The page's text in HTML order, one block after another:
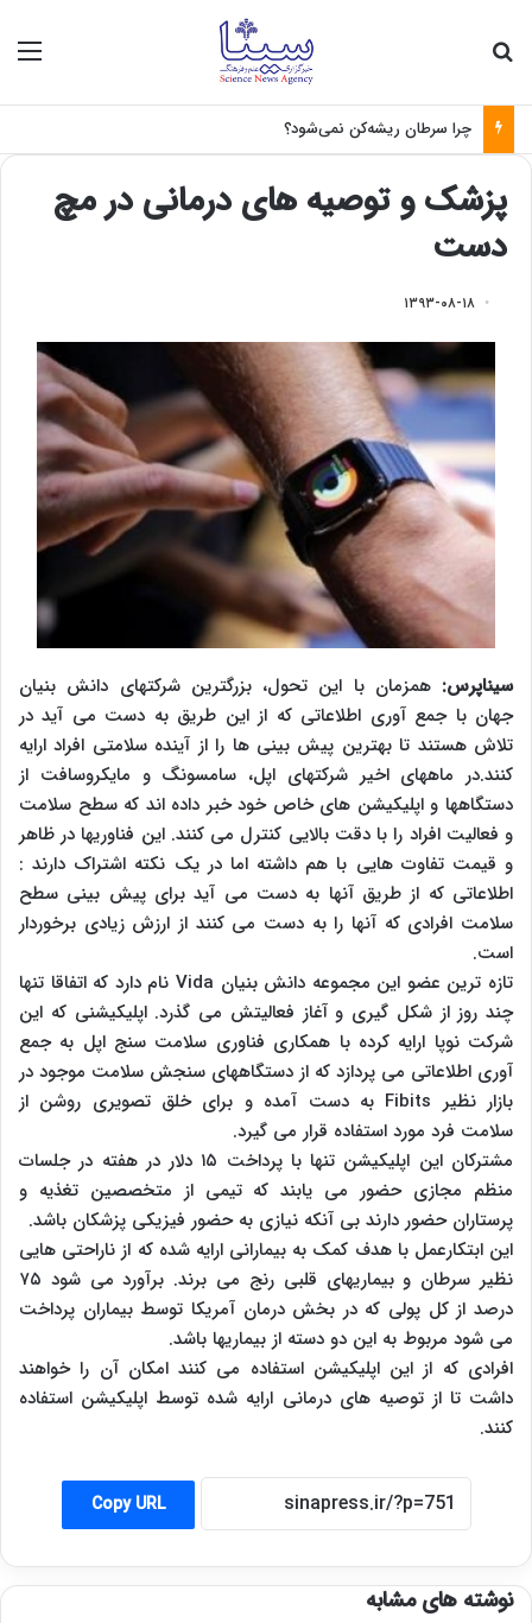
چرا سرطان ریشه‌کن نمی‌شود؟
پزشک و توصیه های درمانی در مچ
دست
۱۳۹۳-۰۸-۱۸
سیناپرس:همزمان با این تحول، بزرگترین شرکتهای دانش بنیان
جهان با جمع آوری اطلاعاتی که از این طریق به دست می آید در
تلاش هستند تا بهترین پیش بینی ها را از آینده سلامتی افراد ارایه
کنند.در ماههای اخیر شرکتهای اپل، سامسونگ و مایکروسافت از
دستگاهها و اپلیکیشن های خاص خود خبر داده اند که سطح سلامت
و فعالیت افراد را با دقت بالایی کنترل می کنند. این فناوریها در ظاهر
و قیمت تفاوت هایی با هم داشته اما در یک نکته اشتراک دارند :
اطلاعاتی که از طریق آنها به دست می آید برای پیش بینی سطح
سلامت افرادی که آنها را به دست می کنند از ارزش زیادی برخوردار
است.
تازه ترین عضو این مجموعه دانش بنیان Vida نام دارد که اتفاقا تنها
چند روز از شکل گیری و آغاز فعالیتش می گذرد. اپلیکیشنی که این
شرکت نوپا ارایه کرده با همکاری فناوری سلامت سنج اپل به جمع
آوری اطلاعاتی می پردازد که از دستگاههای سنجش سلامت موجود در
بازار نظیر Fibits به دست آمده و برای خلق تصویری روشن از
سلامت فرد مورد استفاده قرار می گیرد.
مشترکان این اپلیکیشن تنها با پرداخت ۱۵ دلار در هفته در جلسات
منظم مجازی حضور می یابند که تیمی از متخصصین تغذیه و
پرستاران حضور دارند بی آنکه نیازی به حضور فیزیکی پزشکان باشد.
این ابتکارعمل با هدف کمک به بیمارانی ارایه شده که از ناراحتی هایی
نظیر سرطان و بیماریهای قلبی رنج می برند. برآورد می شود ۷۵
درصد از کل پولی که در بخش درمان آمریکا توسط بیماران پرداخت
می شود مربوط به این دو دسته از بیماریها باشد.
افرادی که از این اپلیکیشن استفاده می کنند امکان آن را خواهند
داشت تا از توصیه های درمانی ارایه شده توسط اپلیکیشن استفاده
کنند.
Copy URL
نوشته های مشابه